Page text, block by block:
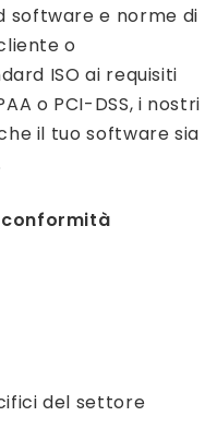
software e norme di
o
ISO ai requisiti
o PCI-DSS, i nostri
il tuo software sia
del settore